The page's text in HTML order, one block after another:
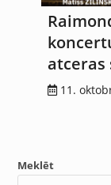
atceras
11.
Meklēt